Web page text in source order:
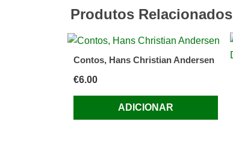
Produtos Relacionados
Contos, Hans Christian Andersen
€6.00
ADICIONAR